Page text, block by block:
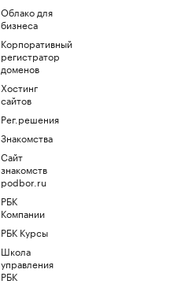
Облако для
бизнеса
Корпоративный
регистратор
доменов
Хостинг
сайтов
Рег.решения
Знакомства
Сайт
знакомств
podbor.ru
РБК
Компании
РБК Курсы
Школа
управления
РБК